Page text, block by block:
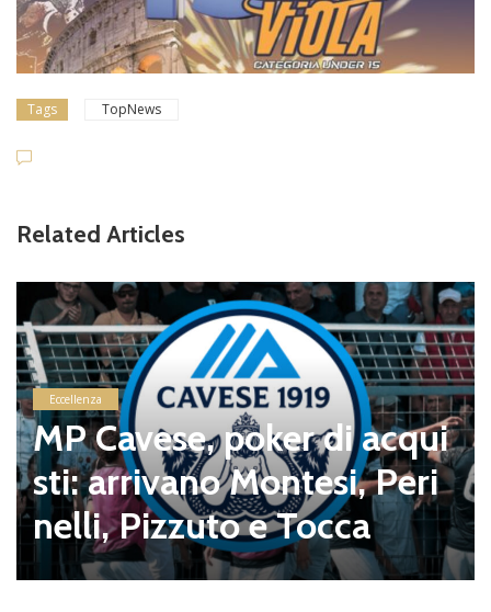
Tags TopNews
Related Articles
Eccellenza
MP Cavese, poker di acqui
sti: arrivano Montesi, Peri
nelli, Pizzuto e Tocca